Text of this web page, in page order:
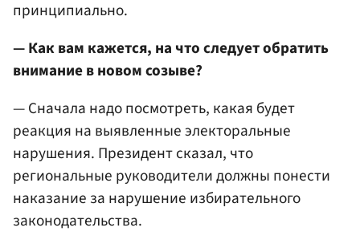
принципиально.
— Как вам кажется, на что следует обратить
внимание в новом созыве?
— Сначала надо посмотреть, какая будет
реакция на выявленные электоральные
нарушения. Президент сказал, что
региональные руководители должны понести
наказание за нарушение избирательного
законодательства.